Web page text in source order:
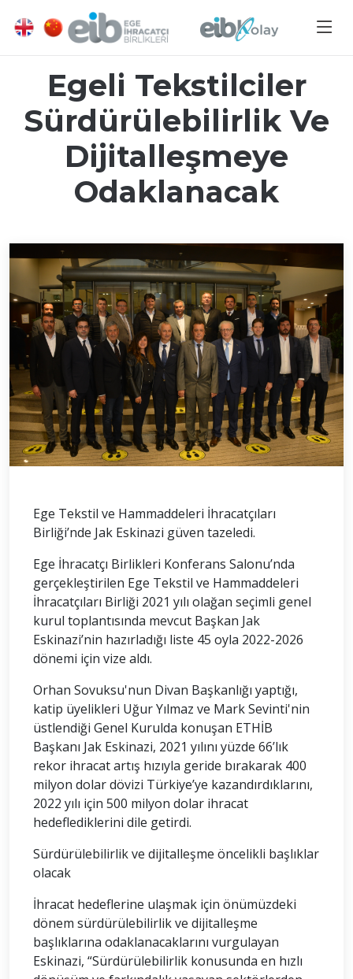
Egeli Tekstilciler
Sürdürülebilirlik Ve
Dijitalleşmeye
Odaklanacak
Ege Tekstil ve Hammaddeleri İhracatçıları
Birliği’nde Jak Eskinazi güven tazeledi.
Ege İhracatçı Birlikleri Konferans Salonu’nda
gerçekleştirilen Ege Tekstil ve Hammaddeleri
İhracatçıları Birliği 2021 yılı olağan seçimli genel
kurul toplantısında mevcut Başkan Jak
Eskinazi’nin hazırladığı liste 45 oyla 2022-2026
dönemi için vize aldı.
Orhan Sovuksu'nun Divan Başkanlığı yaptığı,
katip üyelikleri Uğur Yılmaz ve Mark Sevinti'nin
üstlendiği Genel Kurulda konuşan ETHİB
Başkanı Jak Eskinazi, 2021 yılını yüzde 66’lık
rekor ihracat artış hızıyla geride bırakarak 400
milyon dolar dövizi Türkiye’ye kazandırdıklarını,
2022 yılı için 500 milyon dolar ihracat
hedeflediklerini dile getirdi.
Sürdürülebilirlik ve dijitalleşme öncelikli başlıklar
olacak
İhracat hedeflerine ulaşmak için önümüzdeki
dönem sürdürülebilirlik ve dijitalleşme
başlıklarına odaklanacaklarını vurgulayan
Eskinazi, “Sürdürülebilirlik konusunda en hızlı